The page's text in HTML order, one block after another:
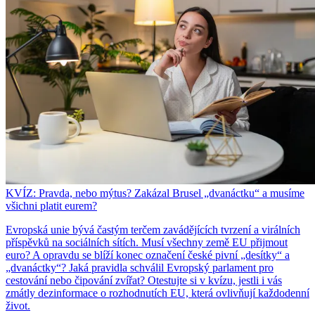
KVÍZ: Pravda, nebo mýtus? Zakázal Brusel „dvanáctku“ a musíme
všichni platit eurem?
Evropská unie bývá častým terčem zavádějících tvrzení a virálních
příspěvků na sociálních sítích. Musí všechny země EU přijmout
euro? A opravdu se blíží konec označení české pivní „desítky“ a
„dvanáctky“? Jaká pravidla schválil Evropský parlament pro
cestování nebo čipování zvířat? Otestujte si v kvízu, jestli i vás
zmátly dezinformace o rozhodnutích EU, která ovlivňují každodenní
život.